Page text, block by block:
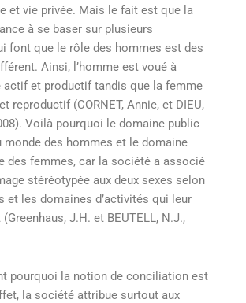
et vie privée. Mais le fait est que la
à se baser sur plusieurs
font que le rôle des hommes est des
Ainsi, l’homme est voué à
actif et productif tandis que la femme
reproductif (CORNET, Annie, et DIEU,
Voilà pourquoi le domaine public
monde des hommes et le domaine
des femmes, car la société a associé
stéréotypée aux deux sexes selon
et les domaines d’activités qui leur
J.H. et BEUTELL, N.J.,
pourquoi la notion de conciliation est
la société attribue surtout aux